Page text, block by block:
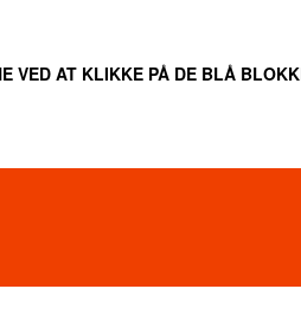
VED AT KLIKKE PÅ DE BLÅ